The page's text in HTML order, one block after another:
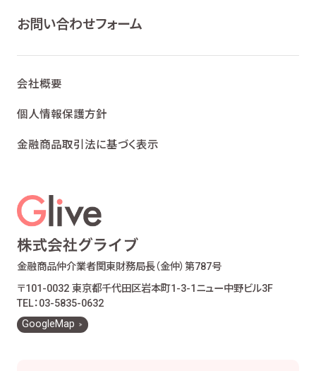
金融商品仲介業者関東財務局長（金仲）第787号
〒101-0032 東京都千代田区岩本町1-3-1ニュー中野ビル3F
TEL：03-5835-0632
GoogleMap
お問い合わせフォーム
会社概要
個人情報保護方針
金融商品取引法に基づく表示